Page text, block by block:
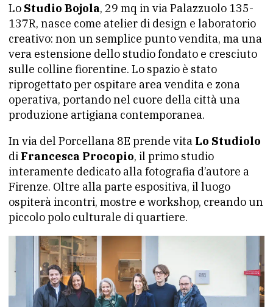
Lo Studio Bojola, 29 mq in via Palazzuolo 135-
137R, nasce come atelier di design e laboratorio
creativo: non un semplice punto vendita, ma una
vera estensione dello studio fondato e cresciuto
sulle colline fiorentine. Lo spazio è stato
riprogettato per ospitare area vendita e zona
operativa, portando nel cuore della città una
produzione artigiana contemporanea.
In via del Porcellana 8E prende vita Lo Studiolo
di Francesca Procopio, il primo studio
interamente dedicato alla fotografia d’autore a
Firenze. Oltre alla parte espositiva, il luogo
ospiterà incontri, mostre e workshop, creando un
piccolo polo culturale di quartiere.